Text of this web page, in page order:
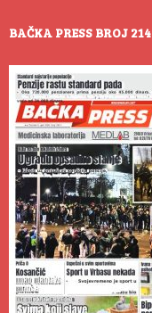
BAČKA PRESS BROJ 214